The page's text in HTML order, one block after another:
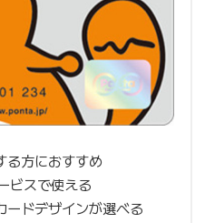
る方におすすめ
ビスで使える
ードデザインが選べる